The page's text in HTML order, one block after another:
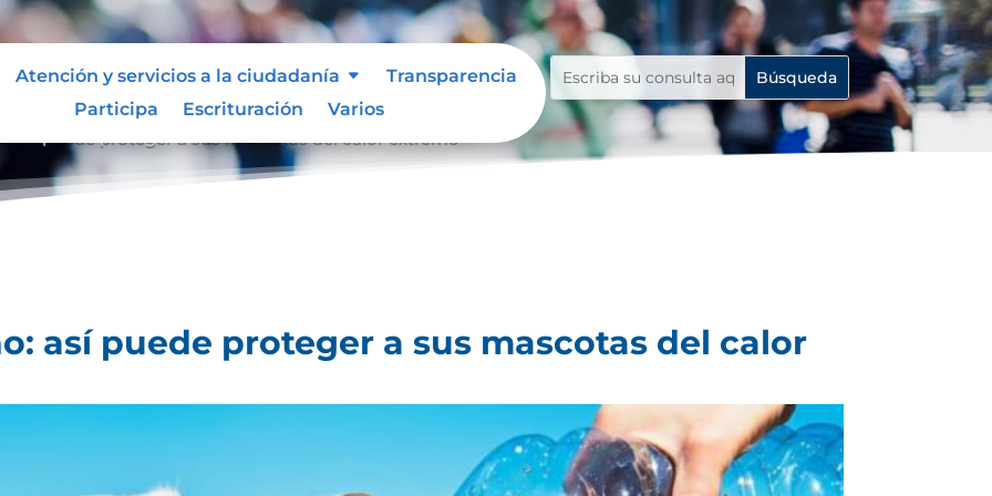
Atención y servicios a la ciudadanía
Transparencia
Participa
Escrituración
Varios
así puede proteger a sus mascotas del calor extremo
así puede proteger a sus mascotas del calor